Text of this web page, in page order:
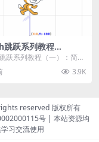
跳跃系列教程
简单跳跃
跃系列教程（一）：简单
：小虎鲸Scratch资源站
3.9K
reserved 版权所有
号| 本站资源均
习交流使用